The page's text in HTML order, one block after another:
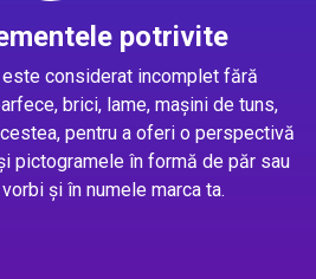
potrivite
considerat incomplet fără
brici, lame, mașini de tuns,
pentru a oferi o perspectivă
pictogramele în formă de păr sau
și în numele marca ta.